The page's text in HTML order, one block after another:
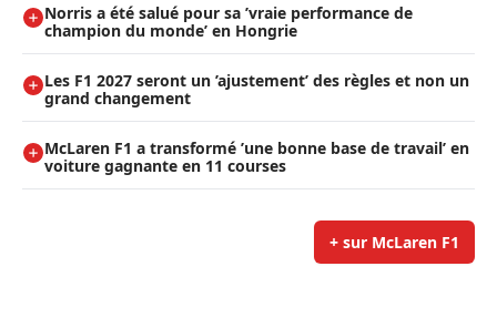
Norris a été salué pour sa ’vraie performance de
champion du monde’ en Hongrie
Les F1 2027 seront un ’ajustement’ des règles et non un
grand changement
McLaren F1 a transformé ’une bonne base de travail’ en
voiture gagnante en 11 courses
+ sur McLaren F1